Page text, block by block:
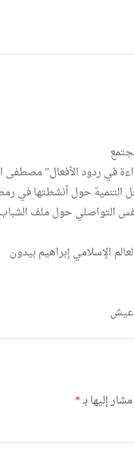
في ردود الأفعال” مصطفى
التنمية حول أنشطتها
حول ملف الشباب
الإسلامي إبراهيم بيدون
إليها بـ*